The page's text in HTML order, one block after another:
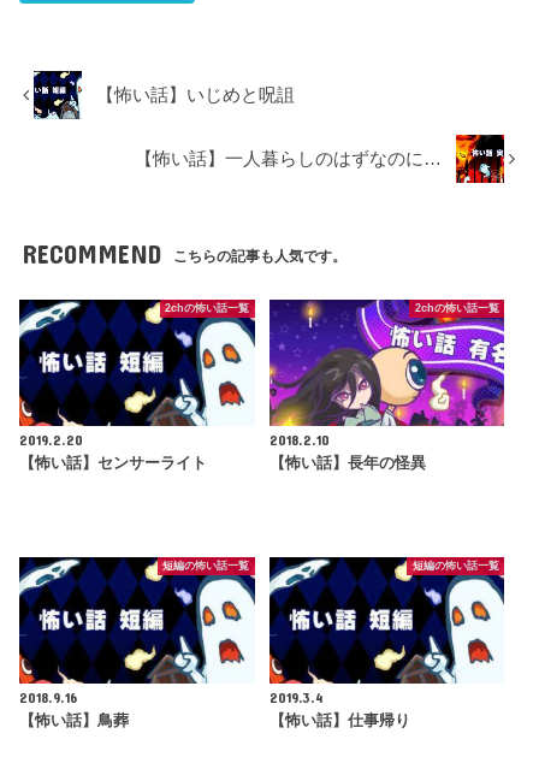
【怖い話】いじめと呪詛
【怖い話】一人暮らしのはずなのに…
RECOMMEND こちらの記事も人気です。
2chの怖い話一覧
2019.2.20
【怖い話】センサーライト
2chの怖い話一覧
2018.2.10
【怖い話】長年の怪異
短編の怖い話一覧
2018.9.16
【怖い話】鳥葬
短編の怖い話一覧
2019.3.4
【怖い話】仕事帰り